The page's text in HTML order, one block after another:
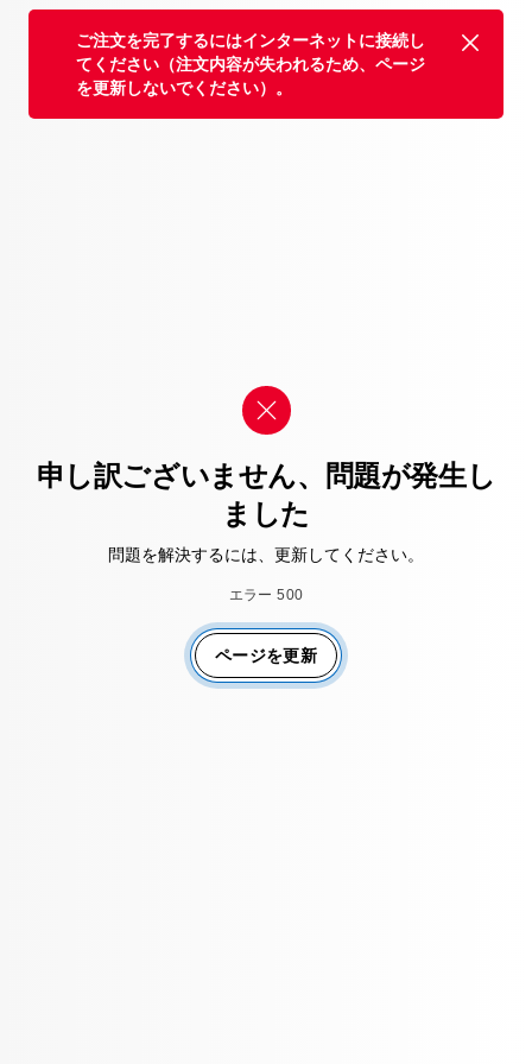
ご注文を完了するにはインターネットに接続し
てください（注文内容が失われるため、ページ
を更新しないでください）。
申し訳ございません、問題が発生し
ました
問題を解決するには、更新してください。
エラー 500
ページを更新